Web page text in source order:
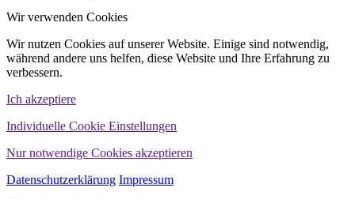
Wir verwenden Cookies
Wir nutzen Cookies auf unserer Website. Einige sind notwendig,
während andere uns helfen, diese Website und Ihre Erfahrung zu
verbessern.
Ich akzeptiere
Individuelle Cookie Einstellungen
Nur notwendige Cookies akzeptieren
Datenschutzerklärung Impressum